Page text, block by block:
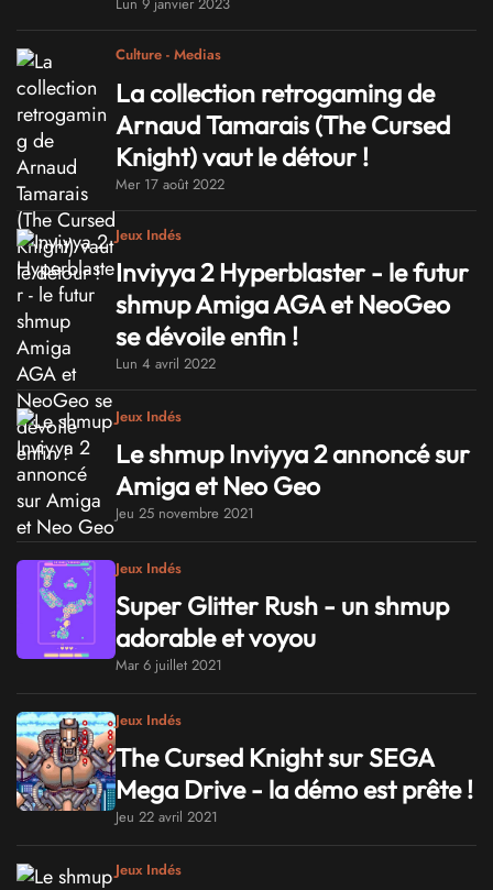
Culture - Medias
La collection retrogaming de
Arnaud Tamarais (The Cursed
Knight) vaut le détour !
Mer 17 août 2022
Jeux Indés
Inviyya 2 Hyperblaster - le futur
shmup Amiga AGA et NeoGeo
se dévoile enfin !
Lun 4 avril 2022
Jeux Indés
Le shmup Inviyya 2 annoncé sur
Amiga et Neo Geo
Jeu 25 novembre 2021
Jeux Indés
Super Glitter Rush - un shmup
adorable et voyou
Mar 6 juillet 2021
Jeux Indés
The Cursed Knight sur SEGA
Mega Drive - la démo est prête !
Jeu 22 avril 2021
Jeux Indés